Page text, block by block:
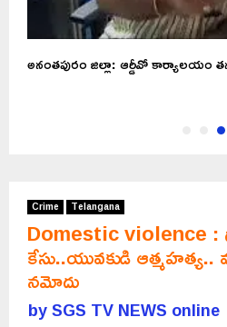
అనంతపురం జిల్లా: ఆర్డీవో కార్యాలయం
Crime Telangana
Domestic violence
కేసు..యువకుడి
నమోదు
bySGS TV NEWS online